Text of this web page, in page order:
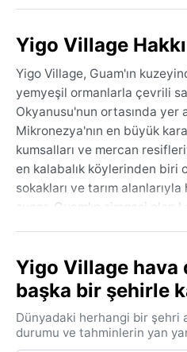
Yigo Village
Yigo Village, Guam'ın
yemyeşil ormanlarla çevrili
Okyanusu'nun ortasında yer
Mikronezya'nın en büyük
kumsalları ve mercan
en kalabalık köylerinden biri
sokakları ve tarım
sunar. Guam'ın simgesi olan
araziler ve sahil şeridindeki
arasında değişir.
Guam, Köppen iklim
yağmur ormanı)
32°C arasında sabit kalır,
Yigo Village hava
başka bir şehirle
Dünyadaki herhangi bir şehri
durumu ve tahminlerin yan